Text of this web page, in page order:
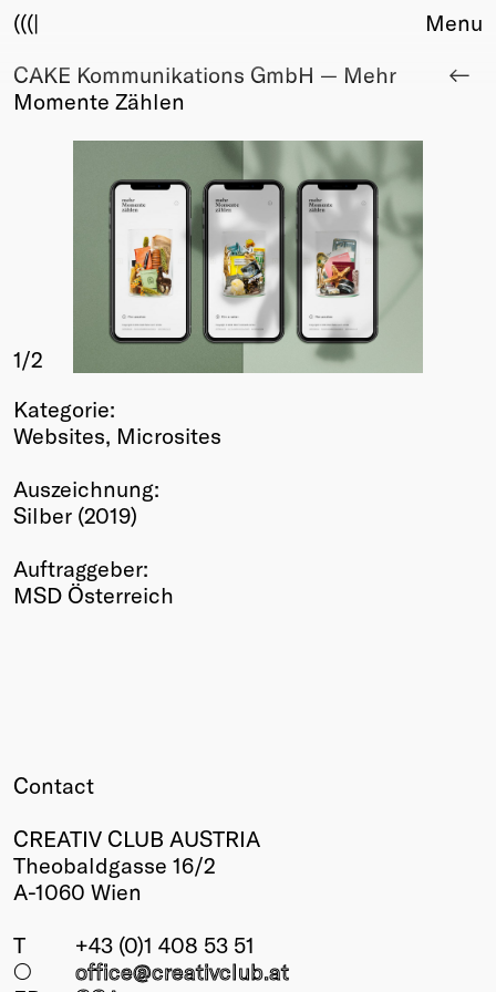
(((|
About
Club
Membership
Members
Young Creatives
Winners
2026
Past
Annual
Menu
CAKE Kommunikations GmbH — Mehr
Momente Zählen
1/2
Kategorie:
Websites, Microsites
Auszeichnung:
Silber (2019)
Auftraggeber:
MSD Österreich
Contact
CREATIV CLUB AUSTRIA
Theobaldgasse 16/2
A-1060 Wien
T
+43 (0)1 408 53 51
○
office@creativclub.at